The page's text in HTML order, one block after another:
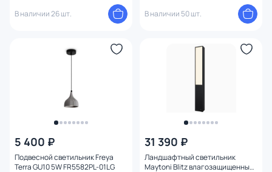
В наличии 26 шт.
В наличии 50 шт.
5 400 ₽
Подвесной светильник Freya
Terra GU10 5W FR5582PL-01LG
31 390 ₽
Ландшафтный светильник
Maytoni Blitz влагозащищенный